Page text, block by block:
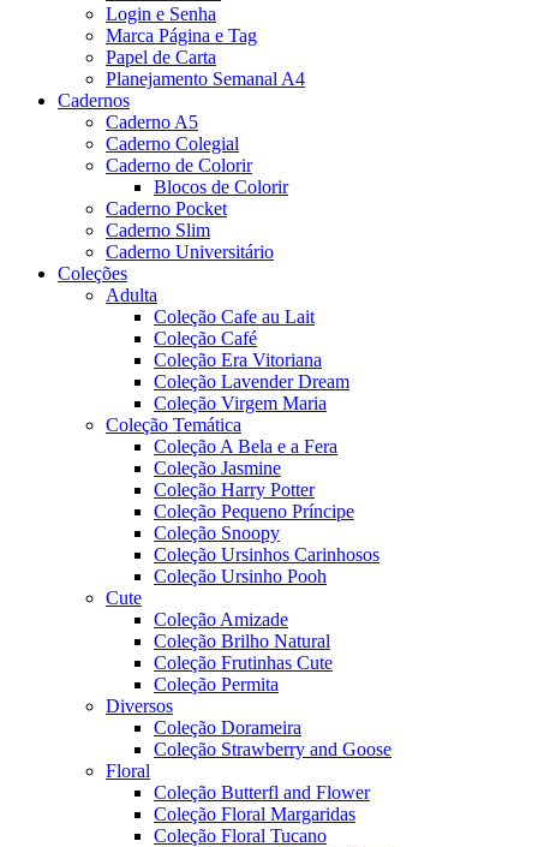
Login e Senha
Marca Página e Tag
Papel de Carta
Planejamento Semanal A4
Cadernos
Caderno A5
Caderno Colegial
Caderno de Colorir
Blocos de Colorir
Caderno Pocket
Caderno Slim
Caderno Universitário
Coleções
Adulta
Coleção Cafe au Lait
Coleção Café
Coleção Era Vitoriana
Coleção Lavender Dream
Coleção Virgem Maria
Coleção Temática
Coleção A Bela e a Fera
Coleção Jasmine
Coleção Harry Potter
Coleção Pequeno Príncipe
Coleção Snoopy
Coleção Ursinhos Carinhosos
Coleção Ursinho Pooh
Cute
Coleção Amizade
Coleção Brilho Natural
Coleção Frutinhas Cute
Coleção Permita
Diversos
Coleção Dorameira
Coleção Strawberry and Goose
Floral
Coleção Butterfl and Flower
Coleção Floral Margaridas
Coleção Floral Tucano